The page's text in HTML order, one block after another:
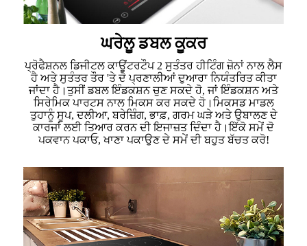
ਘਰੇਲੂ ਡਬਲ ਕੂਕਰ
ਪ੍ਰੋਫੈਸ਼ਨਲ ਡਿਜੀਟਲ ਕਾਊਂਟਰਟੌਪ 2 ਸੁਤੰਤਰ ਹੀਟਿੰਗ ਜ਼ੋਨਾਂ ਨਾਲ ਲੈਸ
ਹੈ ਅਤੇ ਸੁਤੰਤਰ ਤੌਰ 'ਤੇ ਦੋ ਪ੍ਰਣਾਲੀਆਂ ਦੁਆਰਾ ਨਿਯੰਤਰਿਤ ਕੀਤਾ
ਜਾਂਦਾ ਹੈ।ਤੁਸੀਂ ਡਬਲ ਇੰਡਕਸ਼ਨ ਚੁਣ ਸਕਦੇ ਹੋ, ਜਾਂ ਇੰਡਕਸ਼ਨ ਅਤੇ
ਸਿਰੇਮਿਕ ਪਾਰਟਸ ਨਾਲ ਮਿਕਸ ਕਰ ਸਕਦੇ ਹੋ।ਮਿਕਸਡ ਮਾਡਲ
ਤੁਹਾਨੂੰ ਸੂਪ, ਦਲੀਆ, ਬਰੇਜ਼ਿੰਗ, ਭਾਫ਼, ਗਰਮ ਘੜੇ ਅਤੇ ਉਬਾਲਣ ਦੇ
ਕਾਰਜਾਂ ਲਈ ਤਿਆਰ ਕਰਨ ਦੀ ਇਜਾਜ਼ਤ ਦਿੰਦਾ ਹੈ।ਇੱਕੋ ਸਮੇਂ ਦੋ
ਪਕਵਾਨ ਪਕਾਓ, ਖਾਣਾ ਪਕਾਉਣ ਦੇ ਸਮੇਂ ਦੀ ਬਹੁਤ ਬੱਚਤ ਕਰੋ!